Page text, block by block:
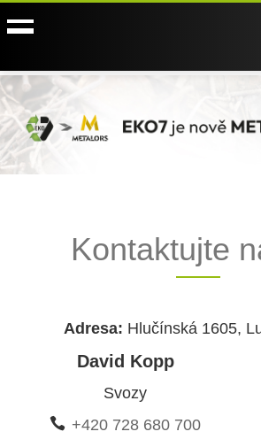
Kontaktujte
Adresa: Hlučínská 1605,
David Kopp
Svozy
+420 728 680 700